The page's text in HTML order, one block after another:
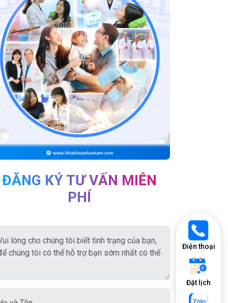
Điện thoại
Đặt lịch
ĐĂNG KÝ TƯ VẤN MIỄN
PHÍ